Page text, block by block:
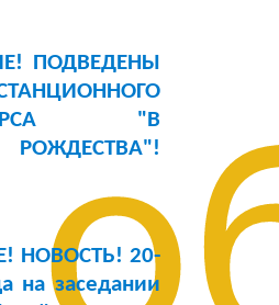
ПОДВЕДЕНЫ
"В
НОВОСТЬ! 20-
на заседании